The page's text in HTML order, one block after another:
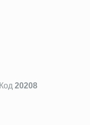
Код 20208